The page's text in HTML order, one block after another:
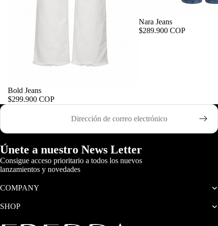
Bold Jeans
$299.900 COP
Nara Jeans
$289.900 COP
Correo electrónico
Únete a nuestro News Letter
Consigue acceso prioritario a todos los nuevos
lanzamientos y novedades
COMPANY
SHOP